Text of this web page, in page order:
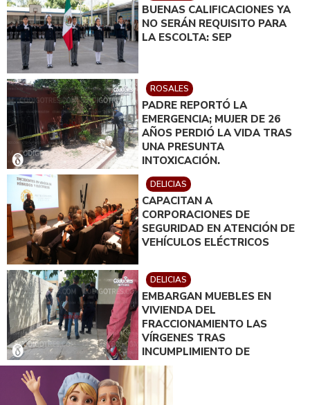
BUENAS CALIFICACIONES YA
NO SERÁN REQUISITO PARA
LA ESCOLTA: SEP
ROSALES
PADRE REPORTÓ LA
EMERGENCIA; MUJER DE 26
AÑOS PERDIÓ LA VIDA TRAS
UNA PRESUNTA
INTOXICACIÓN.
DELICIAS
CAPACITAN A
CORPORACIONES DE
SEGURIDAD EN ATENCIÓN DE
VEHÍCULOS ELÉCTRICOS
DELICIAS
EMBARGAN MUEBLES EN
VIVIENDA DEL
FRACCIONAMIENTO LAS
VÍRGENES TRAS
INCUMPLIMIENTO DE
ACUERDO DE PAGO